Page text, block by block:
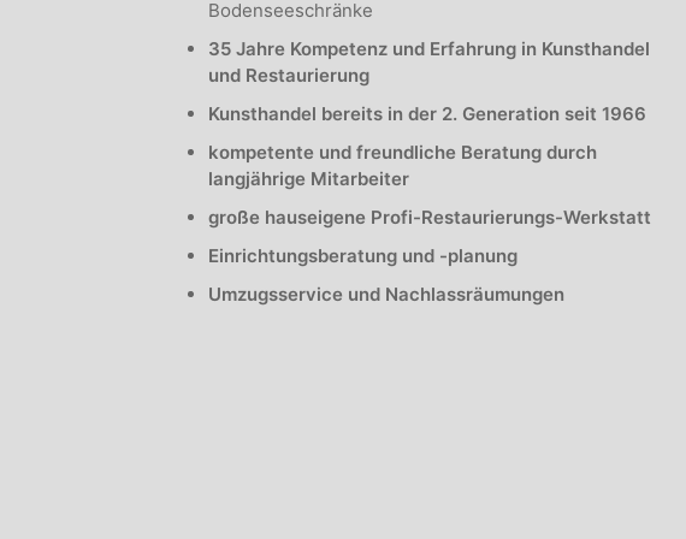
Bodenseeschränke
35 Jahre Kompetenz und Erfahrung in Kunsthandel
und Restaurierung
Kunsthandel bereits in der 2. Generation seit 1966
kompetente und freundliche Beratung durch
langjährige Mitarbeiter
große hauseigene Profi-Restaurierungs-Werkstatt
Einrichtungsberatung und -planung
Umzugsservice und Nachlassräumungen